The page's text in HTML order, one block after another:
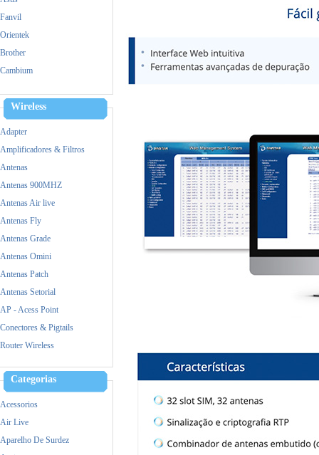
Fanvil
Orientek
Brother
Cambium
Dell
Nokia
Raspberry
Samsung
Satellite
TP-Link
Wireless
Adapter
Amplificadores & Filtros
Antenas
Antenas 900MHZ
Antenas Air live
Antenas Fly
Antenas Grade
Antenas Omini
Antenas Patch
Antenas Setorial
AP - Acess Point
Conectores & Pigtails
Router Wireless
Categorias
Acessorios
Air Live
Aparelho De Surdez